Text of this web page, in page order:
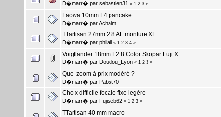
D�marr� par sebastien31 « 1 2 3 »
Laowa 10mm F4 pancake
D�marr� parAchaim
TTartisan 27mm 2.8 AF monture XF
D�marr� par philail « 1 2 3 4 »
Voigtländer 18mm F2.8 Color Skopar Fuji X
D�marr� par Doudou_Lyon « 1 2 3 »
Quel zoom à prix modéré ?
D�marr� par Pabst70
Choix difficile focale fixe legère
D�marr� par Fujiseb62 « 1 2 3 »
TTartisan 40 mm macro